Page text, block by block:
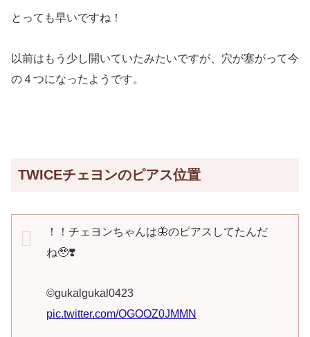
とっても早いですね！
以前はもう少し開いていたみたいですが、穴が塞がって今
の４つになったようです。
TWICEチェヨンのピアス位置
！！チェヨンちゃんは🦋のピアスしてたんだ
ね🥹❣️
©️gukalgukal0423
pic.twitter.com/OGOOZ0JMMN